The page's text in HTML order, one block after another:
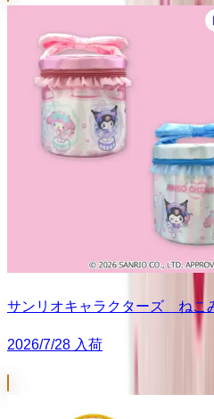
サンリオキャラクターズ ねこ
2026/7/28 入荷